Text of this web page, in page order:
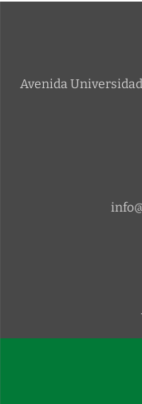
Avenida